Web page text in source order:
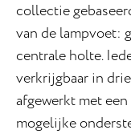
collectie
van de lampvoet:
centrale holte.
verkrijgbaar in
afgewerkt met
mogelijke